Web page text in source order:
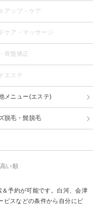
アップ・ケア
ケア・マッサージ
骨盤矯正
エステ
メニュー(エステ)
脱毛・髭脱毛
い順
予約が可能です。白河、会津
ビスなどの条件から自分にピ